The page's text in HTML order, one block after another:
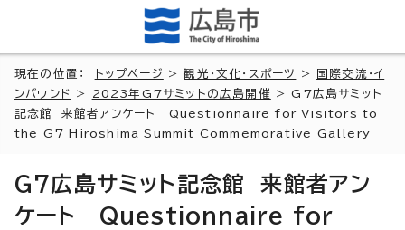
現在の位置： トップページ >観光・文化・スポーツ >
国際交流・イ
ンバウンド
> 2023年G7サミットの広島開催 > G7広島サミット
記念館 来館者アンケート Questionnaire for Visitors to
the G7 Hiroshima Summit Commemorative Gallery
G7広島サミット記念館 来館者アン
ケート Questionnaire for